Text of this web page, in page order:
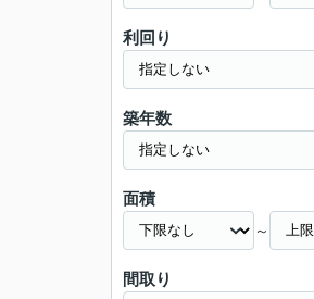
利回り
築年数
面積
～
間取り